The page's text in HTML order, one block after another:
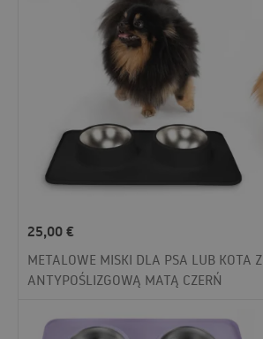
25,00€
METALOWE MISKI DLA PSA LUB KOTA Z
ANTYPOŚLIZGOWĄ MATĄ CZERŃ